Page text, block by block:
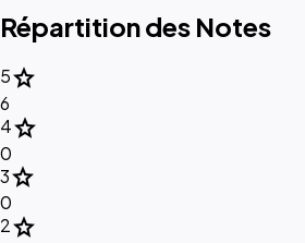
Répartition des Notes
5star
6
4star
0
3star
0
2star